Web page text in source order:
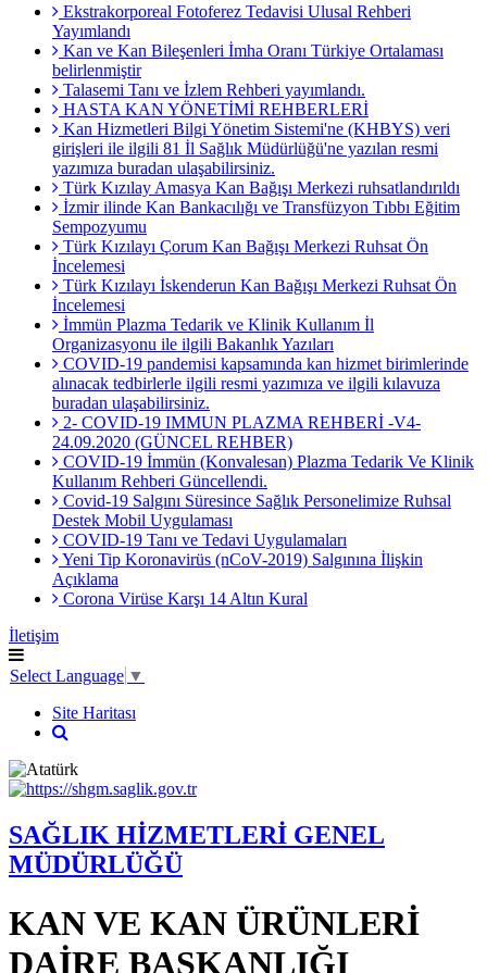
Ekstrakorporeal Fotoferez Tedavisi Ulusal Rehberi
Yayımlandı
Kan ve Kan Bileşenleri İmha Oranı Türkiye Ortalaması
belirlenmiştir
Talasemi Tanı ve İzlem Rehberi yayımlandı.
HASTA KAN YÖNETİMİ REHBERLERİ
Kan Hizmetleri Bilgi Yönetim Sistemi'ne (KHBYS) veri
girişleri ile ilgili 81 İl Sağlık Müdürlüğü'ne yazılan resmi
yazımıza buradan ulaşabilirsiniz.
Türk Kızılay Amasya Kan Bağışı Merkezi ruhsatlandırıldı
İzmir ilinde Kan Bankacılığı ve Transfüzyon Tıbbı Eğitim
Sempozyumu
Türk Kızılayı Çorum Kan Bağışı Merkezi Ruhsat Ön
İncelemesi
Türk Kızılayı İskenderun Kan Bağışı Merkezi Ruhsat Ön
İncelemesi
İmmün Plazma Tedarik ve Klinik Kullanım İl
Organizasyonu ile ilgili Bakanlık Yazıları
COVID-19 pandemisi kapsamında kan hizmet birimlerinde
alınacak tedbirlerle ilgili resmi yazımıza ve ilgili kılavuza
buradan ulaşabilirsiniz.
2- COVID-19 IMMUN PLAZMA REHBERİ -V4-
24.09.2020 (GÜNCEL REHBER)
COVID-19 İmmün (Konvalesan) Plazma Tedarik Ve Klinik
Kullanım Rehberi Güncellendi.
Covid-19 Salgını Süresince Sağlık Personelimize Ruhsal
Destek Mobil Uygulaması
COVID-19 Tanı ve Tedavi Uygulamaları
Yeni Tip Koronavirüs (nCoV-2019) Salgınına İlişkin
Açıklama
Corona Virüse Karşı 14 Altın Kural
İletişim
Select Language ▼
Site Haritası
SAĞLIK HİZMETLERİ GENEL
MÜDÜRLÜĞÜ
KAN VE KAN ÜRÜNLERİ
DAİRE BAŞKANLIĞI